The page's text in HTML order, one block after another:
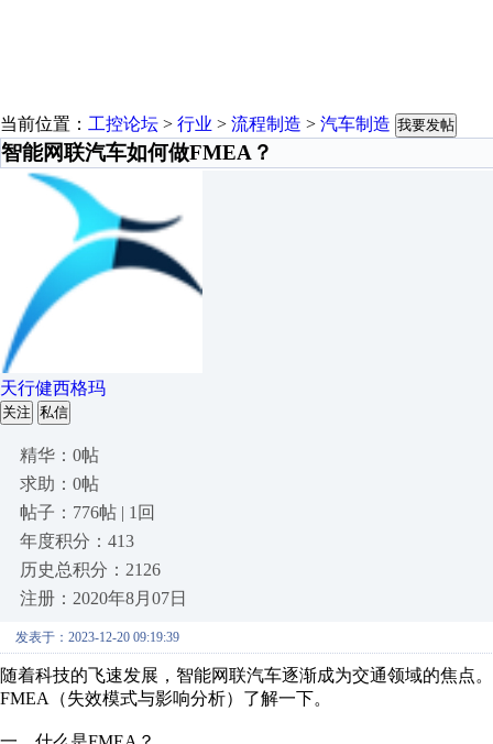
当前位置： 工控论坛 > 行业 > 流程制造 > 汽车制造 我要发帖
智能网联汽车如何做FMEA？
天行健西格玛
关注 私信
精华：0帖
求助：0帖
帖子：776帖 | 1回
年度积分：413
历史总积分：2126
注册：2020年8月07日
发表于：2023-12-20 09:19:39
随着科技的飞速发展，智能网联汽车逐渐成为交通领域的焦点
FMEA（失效模式与影响分析）了解一下。